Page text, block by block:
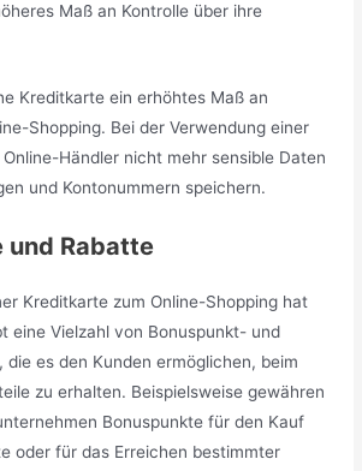
Maß an Kontrolle über ihre
Kreditkarte ein erhöhtes Maß an
Shopping. Bei der Verwendung einer
Händler nicht mehr sensible Daten
und Kontonummern speichern.
und Rabatte
Kreditkarte zum Online-Shopping hat
eine Vielzahl von Bonuspunkt- und
die es den Kunden ermöglichen, beim
zu erhalten. Beispielsweise gewähren
Bonuspunkte für den Kauf
oder für das Erreichen bestimmter